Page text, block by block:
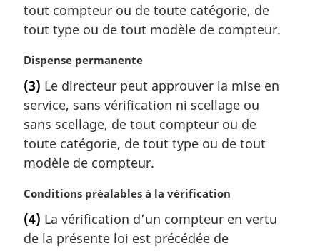
g
i
a
l
e
:
tout compteur ou de toute catégorie, de
tout type ou de tout modèle de compteur.
N
t
e
m
a
g
n
a
e
Dispense permanente
(3) Le directeur peut approuver la mise en
service, sans vérification ni scellage ou
sans scellage, de tout compteur ou de
toute catégorie, de tout type ou de tout
modèle de compteur.
N
t
e
Conditions préalables à la vérification
(4) La vérification d’un compteur en vertu
de la présente loi est précédée de